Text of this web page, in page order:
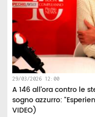
29/03/2026 12:00
A 146 all’ora contro le
sogno azzurro:
VIDEO)